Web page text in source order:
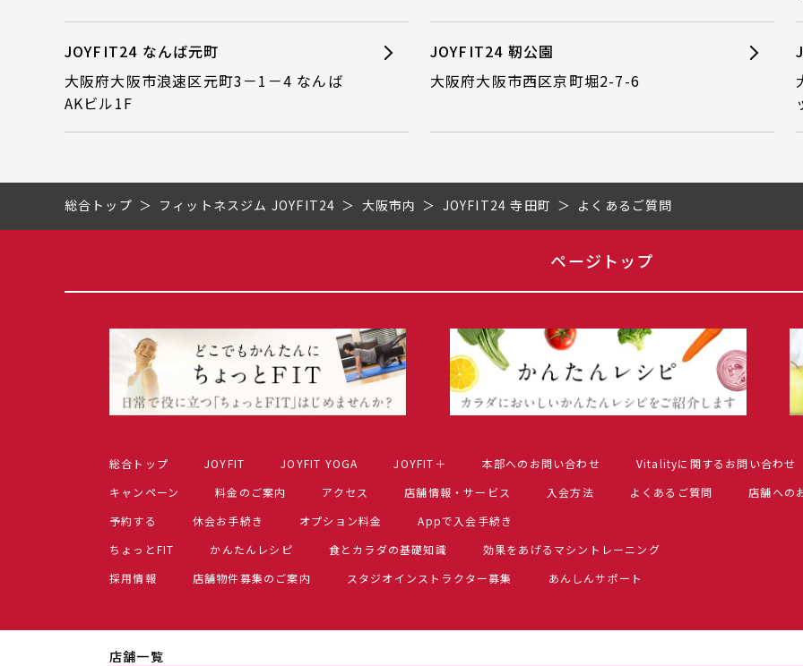
JOYFIT24 なんば元町
大阪府大阪市浪速区元町3－1－4 なんば
AKビル1F
JOYFIT24 靭公園
大阪府大阪市西区京町堀2-7-6
総合トップ フィットネスジム JOYFIT24 大阪市内 JOYFIT24 寺田町 よくあるご質問
ページトップ
総合トップ JOYFIT JOYFIT YOGA JOYFIT＋ 本部へのお問い合わせ
Vitalityに関するお問い合わせ
キャンペーン
料金のご案内 アクセス 店舗情報・サービス 入会方法 よくあるご質問 店舗への
予約する
休会お手続き オプション料金
Appで入会手続き
ちょっとFIT
かんたんレシピ 食とカラダの基礎知識
効果をあげるマシントレーニング
採用情報
店舗物件募集のご案内 スタジオインストラクター募集 あんしんサポート
店舗一覧